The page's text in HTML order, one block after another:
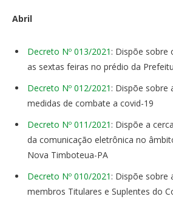
Abril
Decreto Nº 013/2021 : Dispõe sobre
as sextas feiras no prédio da
Decreto Nº 012/2021 : Dispõe sobre
medidas de combate a covid-19
Decreto Nº 011/2021 : Dispõe a
da comunicação eletrônica no
Nova Timboteua-PA
Decreto Nº 010/2021 : Dispõe sobre
membros Titulares e Suplentes do